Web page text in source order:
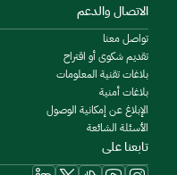
الاتصال والدعم
تواصل معنا
تقديم شكوى أو اقتراح
بلاغات تقنية المعلومات
بلاغات أمنية
الإبلاغ عن إمكانية الوصول
الأسئلة الشائعة
تابعنا على